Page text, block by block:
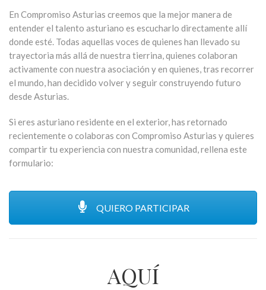
En Compromiso Asturias creemos que la mejor manera de
entender el talento asturiano es escucharlo directamente allí
donde esté. Todas aquellas voces de quienes han llevado su
trayectoria más allá de nuestra tierrina, quienes colaboran
activamente con nuestra asociación y en quienes, tras recorrer
el mundo, han decidido volver y seguir construyendo futuro
desde Asturias.
Si eres asturiano residente en el exterior, has retornado
recientemente o colaboras con Compromiso Asturias y quieres
compartir tu experiencia con nuestra comunidad, rellena este
formulario:
QUIERO PARTICIPAR
AQUÍ